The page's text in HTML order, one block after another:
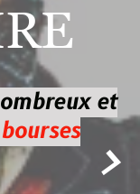

et
bourses